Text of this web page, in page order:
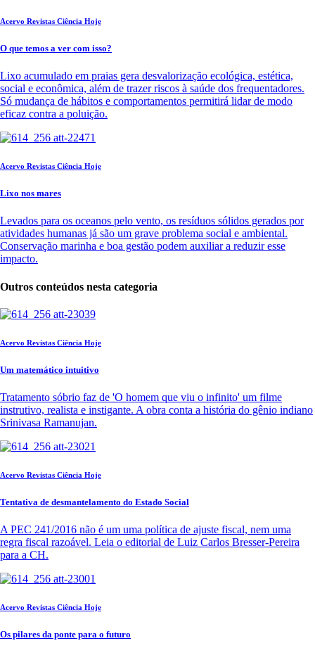
Acervo Revistas Ciência Hoje
O que temos a ver com isso?
Lixo acumulado em praias gera desvalorização ecológica, estética,
social e econômica, além de trazer riscos à saúde dos frequentadores.
Só mudança de hábitos e comportamentos permitirá lidar de modo
eficaz contra a poluição.
Acervo Revistas Ciência Hoje
Lixo nos mares
Levados para os oceanos pelo vento, os resíduos sólidos gerados por
atividades humanas já são um grave problema social e ambiental.
Conservação marinha e boa gestão podem auxiliar a reduzir esse
impacto.
Outros conteúdos nesta categoria
Acervo Revistas Ciência Hoje
Um matemático intuitivo
Tratamento sóbrio faz de 'O homem que viu o infinito' um filme
instrutivo, realista e instigante. A obra conta a história do gênio indiano
Srinivasa Ramanujan.
Acervo Revistas Ciência Hoje
Tentativa de desmantelamento do Estado Social
A PEC 241/2016 não é um uma política de ajuste fiscal, nem uma
regra fiscal razoável. Leia o editorial de Luiz Carlos Bresser-Pereira
para a CH.
Acervo Revistas Ciência Hoje
Os pilares da ponte para o futuro